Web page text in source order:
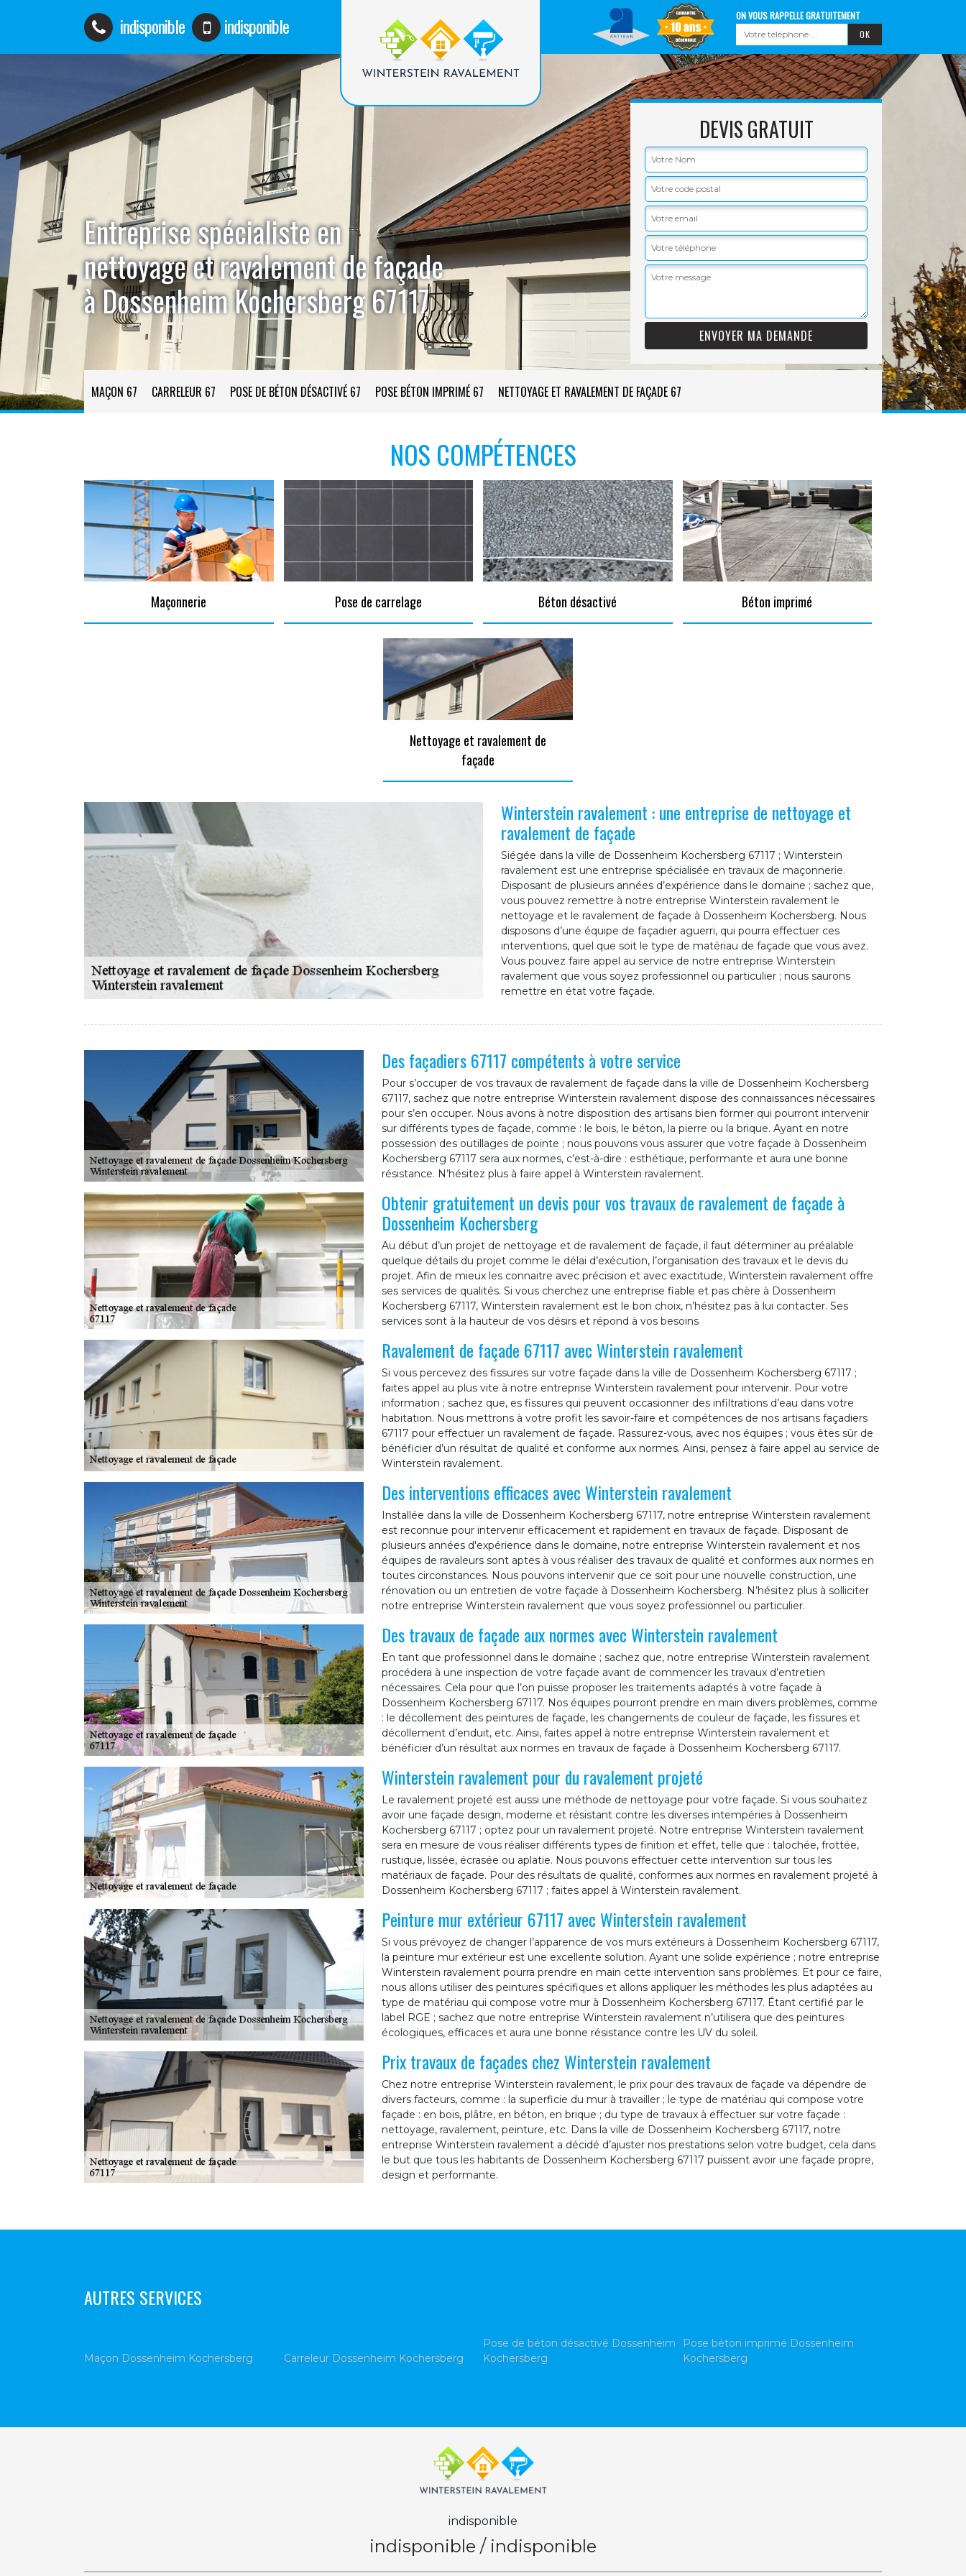
indisponible indisponible ON VOUS RAPPELLE GRATUITEMENT
Entreprise spécialiste en
nettoyage et ravalement de façade
à Dossenheim Kochersberg 67117
DEVIS GRATUIT
MAÇON 67 CARRELEUR 67 POSE DE BÉTON DÉSACTIVÉ 67 POSE BÉTON IMPRIMÉ 67 NETTOYAGE ET RAVALEMENT DE FAÇADE 67
NOS COMPÉTENCES
Maçonnerie Pose de carrelage Béton désactivé Béton imprimé
Nettoyage et ravalement de
façade
Winterstein ravalement : une entreprise de nettoyage et
ravalement de façade
Siégée dans la ville de Dossenheim Kochersberg 67117 ; Winterstein
ravalement est une entreprise spécialisée en travaux de maçonnerie.
Disposant de plusieurs années d’expérience dans le domaine ; sachez que,
vous pouvez remettre à notre entreprise Winterstein ravalement le
nettoyage et le ravalement de façade à Dossenheim Kochersberg. Nous
disposons d’une équipe de façadier aguerri, qui pourra effectuer ces
interventions, quel que soit le type de matériau de façade que vous avez.
Vous pouvez faire appel au service de notre entreprise Winterstein
ravalement que vous soyez professionnel ou particulier ; nous saurons
remettre en état votre façade.
Des façadiers 67117 compétents à votre service
Pour s’occuper de vos travaux de ravalement de façade dans la ville de Dossenheim Kochersberg
67117, sachez que notre entreprise Winterstein ravalement dispose des connaissances nécessaires
pour s’en occuper. Nous avons à notre disposition des artisans bien former qui pourront intervenir
sur différents types de façade, comme : le bois, le béton, la pierre ou la brique. Ayant en notre
possession des outillages de pointe ; nous pouvons vous assurer que votre façade à Dossenheim
Kochersberg 67117 sera aux normes, c’est-à-dire : esthétique, performante et aura une bonne
résistance. N’hésitez plus à faire appel à Winterstein ravalement.
Obtenir gratuitement un devis pour vos travaux de ravalement de façade à
Dossenheim Kochersberg
Au début d’un projet de nettoyage et de ravalement de façade, il faut déterminer au préalable
quelque détails du projet comme le délai d’exécution, l’organisation des travaux et le devis du
projet. Afin de mieux les connaitre avec précision et avec exactitude, Winterstein ravalement offre
ses services de qualités. Si vous cherchez une entreprise fiable et pas chère à Dossenheim
Kochersberg 67117, Winterstein ravalement est le bon choix, n’hésitez pas à lui contacter. Ses
services sont à la hauteur de vos désirs et répond à vos besoins
Ravalement de façade 67117 avec Winterstein ravalement
Si vous percevez des fissures sur votre façade dans la ville de Dossenheim Kochersberg 67117 ;
faites appel au plus vite à notre entreprise Winterstein ravalement pour intervenir. Pour votre
information ; sachez que, es fissures qui peuvent occasionner des infiltrations d’eau dans votre
habitation. Nous mettrons à votre profit les savoir-faire et compétences de nos artisans façadiers
67117 pour effectuer un ravalement de façade. Rassurez-vous, avec nos équipes ; vous êtes sûr de
bénéficier d’un résultat de qualité et conforme aux normes. Ainsi, pensez à faire appel au service de
Winterstein ravalement.
Des interventions efficaces avec Winterstein ravalement
Installée dans la ville de Dossenheim Kochersberg 67117, notre entreprise Winterstein ravalement
est reconnue pour intervenir efficacement et rapidement en travaux de façade. Disposant de
plusieurs années d'expérience dans le domaine, notre entreprise Winterstein ravalement et nos
équipes de ravaleurs sont aptes à vous réaliser des travaux de qualité et conformes aux normes en
toutes circonstances. Nous pouvons intervenir que ce soit pour une nouvelle construction, une
rénovation ou un entretien de votre façade à Dossenheim Kochersberg. N’hésitez plus à solliciter
notre entreprise Winterstein ravalement que vous soyez professionnel ou particulier.
Des travaux de façade aux normes avec Winterstein ravalement
En tant que professionnel dans le domaine ; sachez que, notre entreprise Winterstein ravalement
procédera à une inspection de votre façade avant de commencer les travaux d’entretien
nécessaires. Cela pour que l’on puisse proposer les traitements adaptés à votre façade à
Dossenheim Kochersberg 67117. Nos équipes pourront prendre en main divers problèmes, comme
: le décollement des peintures de façade, les changements de couleur de façade, les fissures et
décollement d’enduit, etc. Ainsi, faites appel à notre entreprise Winterstein ravalement et
bénéficier d’un résultat aux normes en travaux de façade à Dossenheim Kochersberg 67117.
Winterstein ravalement pour du ravalement projeté
Le ravalement projeté est aussi une méthode de nettoyage pour votre façade. Si vous souhaitez
avoir une façade design, moderne et résistant contre les diverses intempéries à Dossenheim
Kochersberg 67117 ; optez pour un ravalement projeté. Notre entreprise Winterstein ravalement
sera en mesure de vous réaliser différents types de finition et effet, telle que : talochée, frottée,
rustique, lissée, écrasée ou aplatie. Nous pouvons effectuer cette intervention sur tous les
matériaux de façade. Pour des résultats de qualité, conformes aux normes en ravalement projeté à
Dossenheim Kochersberg 67117 ; faites appel à Winterstein ravalement.
Peinture mur extérieur 67117 avec Winterstein ravalement
Si vous prévoyez de changer l’apparence de vos murs extérieurs à Dossenheim Kochersberg 67117,
la peinture mur extérieur est une excellente solution. Ayant une solide expérience ; notre entreprise
Winterstein ravalement pourra prendre en main cette intervention sans problèmes. Et pour ce faire,
nous allons utiliser des peintures spécifiques et allons appliquer les méthodes les plus adaptées au
type de matériau qui compose votre mur à Dossenheim Kochersberg 67117. Étant certifié par le
label RGE ; sachez que notre entreprise Winterstein ravalement n’utilisera que des peintures
écologiques, efficaces et aura une bonne résistance contre les UV du soleil.
Prix travaux de façades chez Winterstein ravalement
Chez notre entreprise Winterstein ravalement, le prix pour des travaux de façade va dépendre de
divers facteurs, comme : la superficie du mur à travailler ; le type de matériau qui compose votre
façade : en bois, plâtre, en béton, en brique ; du type de travaux à effectuer sur votre façade :
nettoyage, ravalement, peinture, etc. Dans la ville de Dossenheim Kochersberg 67117, notre
entreprise Winterstein ravalement a décidé d’ajuster nos prestations selon votre budget, cela dans
le but que tous les habitants de Dossenheim Kochersberg 67117 puissent avoir une façade propre,
design et performante.
AUTRES SERVICES
Maçon Dossenheim Kochersberg Carreleur Dossenheim Kochersberg
Pose de béton désactivé Dossenheim
Kochersberg
Pose béton imprimé Dossenheim
Kochersberg
indisponible
indisponible / indisponible